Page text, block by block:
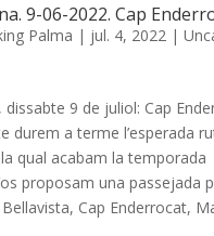
9-06-2022. Cap
Palma | jul. 4, 2022 |
dissabte 9 de juliol: Cap
durem a terme l’esperada
qual acabam la temporada
proposam una passejada
Cap Enderrocat,